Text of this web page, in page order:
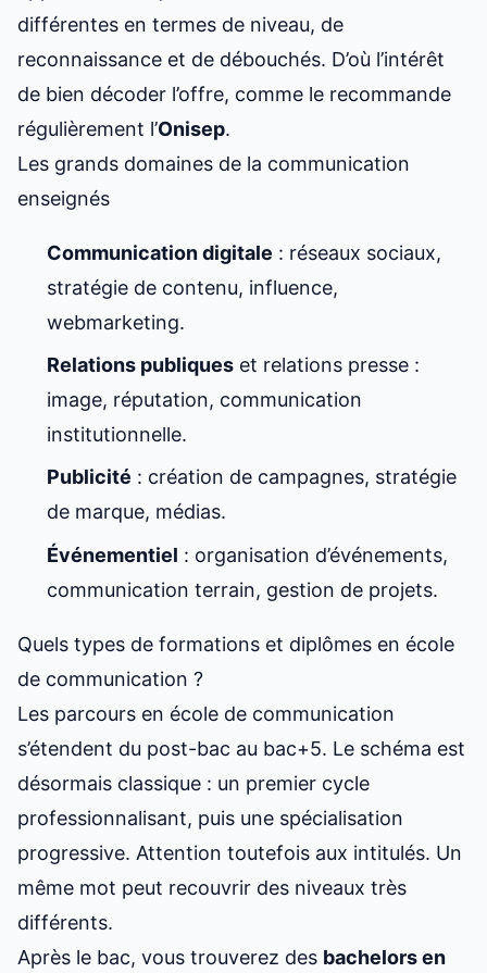
différentes en termes de niveau, de
reconnaissance et de débouchés. D’où l’intérêt
de bien décoder l’offre, comme le recommande
régulièrement l’Onisep.
Les grands domaines de la communication
enseignés
Communication digitale : réseaux sociaux,
stratégie de contenu, influence,
webmarketing.
Relations publiques et relations presse :
image, réputation, communication
institutionnelle.
Publicité : création de campagnes, stratégie
de marque, médias.
Événementiel : organisation d’événements,
communication terrain, gestion de projets.
Quels types de formations et diplômes en école
de communication ?
Les parcours en école de communication
s’étendent du post-bac au bac+5. Le schéma est
désormais classique : un premier cycle
professionnalisant, puis une spécialisation
progressive. Attention toutefois aux intitulés. Un
même mot peut recouvrir des niveaux très
différents.
Après le bac, vous trouverez des bachelors en